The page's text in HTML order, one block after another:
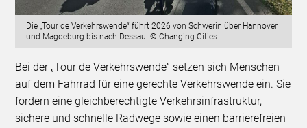
Die „Tour de Verkehrswende“ führt 2026 von Schwerin über Hannover
und Magdeburg bis nach Dessau. © Changing Cities
Bei der „Tour de Verkehrswende“ setzen sich Menschen
auf dem Fahrrad für eine gerechte Verkehrswende ein. Sie
fordern eine gleichberechtigte Verkehrsinfrastruktur,
sichere und schnelle Radwege sowie einen barrierefreien